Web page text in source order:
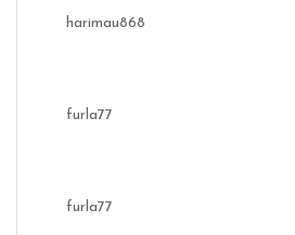
harimau868
furla77
furla77